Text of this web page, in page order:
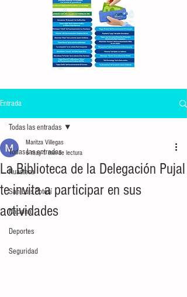
Entrada
Todas las entradas
Huasteca
San Luis Potosí
Nacional
Deportes
Seguridad
Todas las entradas
La Biblioteca de la Delegación Pujal
te invita a participar en sus
actividades
Maritza Villegas
6 may1 min de lectura